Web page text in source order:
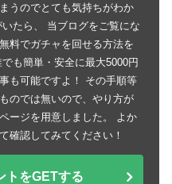
うのでとても気持ちがわか
たら、 当ブログをご覧にな
料でガチャを回せる方法を
も簡単・安全に最大5000円
も可能ですよ！ その手順等
のでは無いので、やり方が
ージを用意しました。 よか
確認してみてください！
トをGETする